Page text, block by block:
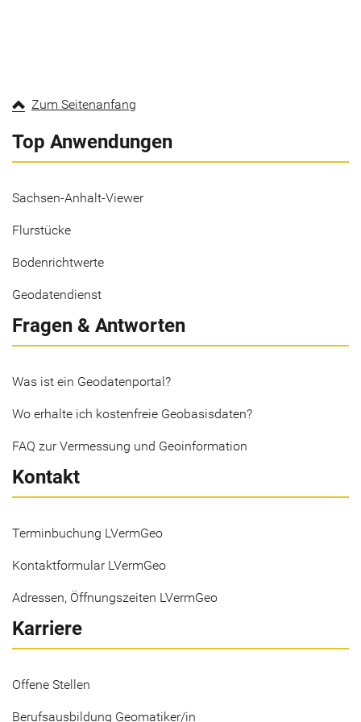
Zum Seitenanfang
Top Anwendungen
Sachsen-Anhalt-Viewer
Flurstücke
Bodenrichtwerte
Geodatendienst
Fragen & Antworten
Was ist ein Geodatenportal?
Wo erhalte ich kostenfreie Geobasisdaten?
FAQ zur Vermessung und Geoinformation
Kontakt
Terminbuchung LVermGeo
Kontaktformular LVermGeo
Adressen, Öffnungszeiten LVermGeo
Karriere
Offene Stellen
Berufsausbildung Geomatiker/in